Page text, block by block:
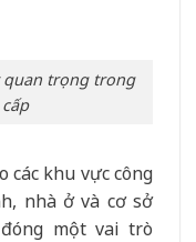
quan trọng trong
các khu vực công
nhà ở và cơ sở
một vai trò